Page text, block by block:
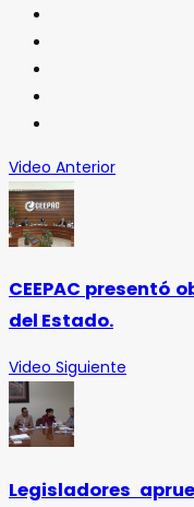
Video Anterior
CEEPAC presentó
del Estado.
Video Siguiente
Legisladores